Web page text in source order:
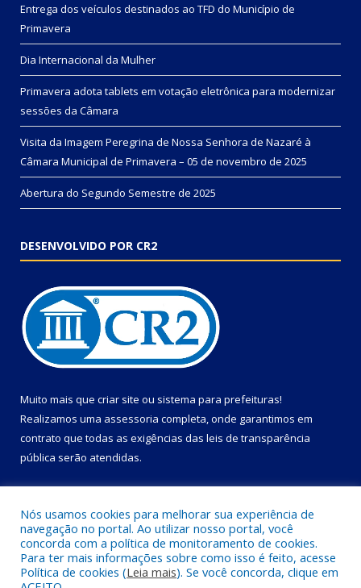
Entrega dos veículos destinados ao TFD do Município de
Primavera
Dia Internacional da Mulher
Primavera adota tablets em votação eletrônica para modernizar
sessões da Câmara
Visita da Imagem Peregrina de Nossa Senhora de Nazaré à
Câmara Municipal de Primavera – 05 de novembro de 2025
Abertura do Segundo Semestre de 2025
DESENVOLVIDO POR CR2
Muito mais que criar site ou sistema para prefeituras!
Realizamos uma assessoria completa, onde garantimos em
contrato que todas as exigências das leis de transparência
pública serão atendidas.
Todos os direitos reservados a Câmara Municipal de Primavera.
Nós usamos cookies para melhorar sua experiência de
navegação no portal. Ao utilizar nosso portal, você
concorda com a política de monitoramento de cookies.
Para ter mais informações sobre como isso é feito, acesse
Política de cookies (Leia mais). Se você concorda, clique em